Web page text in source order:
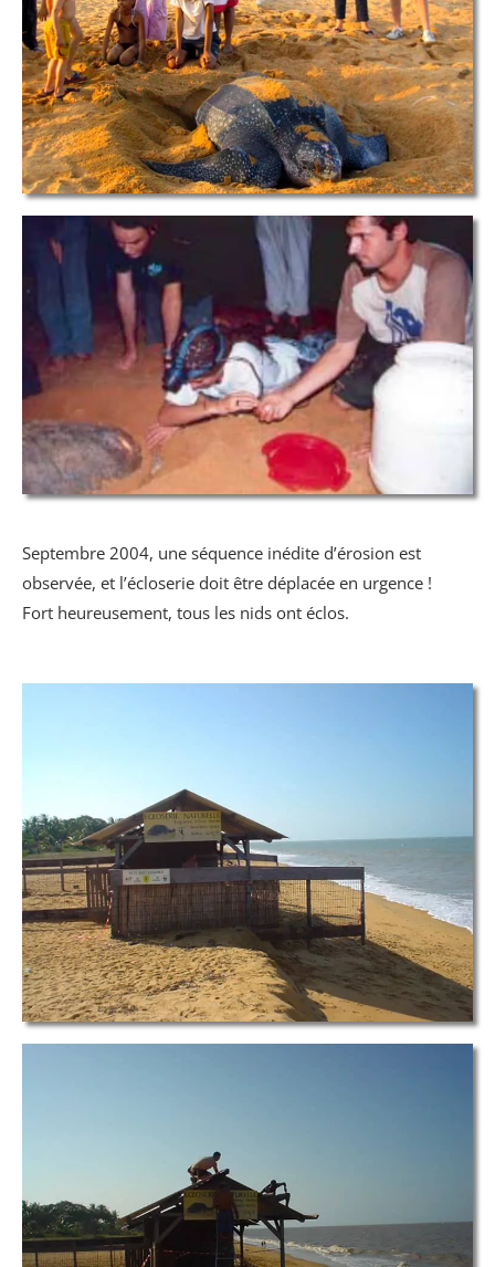
Septembre 2004, une séquence inédite d’érosion est
observée, et l’écloserie doit être déplacée en urgence !
Fort heureusement, tous les nids ont éclos.